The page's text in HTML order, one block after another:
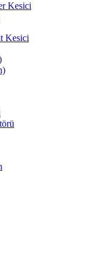
Kesici
Kesici